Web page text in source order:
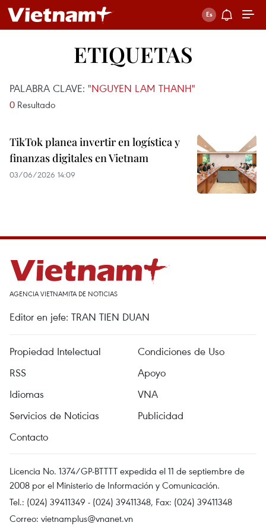
ETIQUETAS
PALABRA CLAVE: "NGUYEN LAM THANH"
0 Resultado
TikTok planea invertir en logística y
finanzas digitales en Vietnam
03/06/2026 14:09
AGENCIA VIETNAMITA DE NOTICIAS
Editor en jefe: TRAN TIEN DUAN
Propiedad Intelectual
Condiciones de Uso
RSS
Apoyo
Idiomas
VNA
Servicios de Noticias
Publicidad
Contacto
Licencia No. 1374/GP-BTTTT expedida el 11 de septiembre de
2008 por el Ministerio de Información y Comunicación.
Tel.: (024) 39411349 - (024) 39411348, Fax: (024) 39411348
Correo: vietnamplus@vnanet.vn